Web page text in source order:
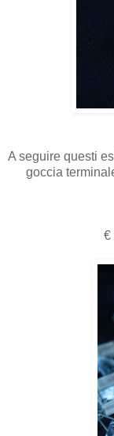
A seguire questi
goccia
€